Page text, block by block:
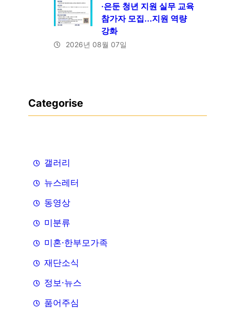
·은둔 청년 지원 실무 교육
참가자 모집…지원 역량
강화
2026년 08월 07일
Categorise
갤러리
뉴스레터
동영상
미분류
미혼·한부모가족
재단소식
정보·뉴스
품어주심